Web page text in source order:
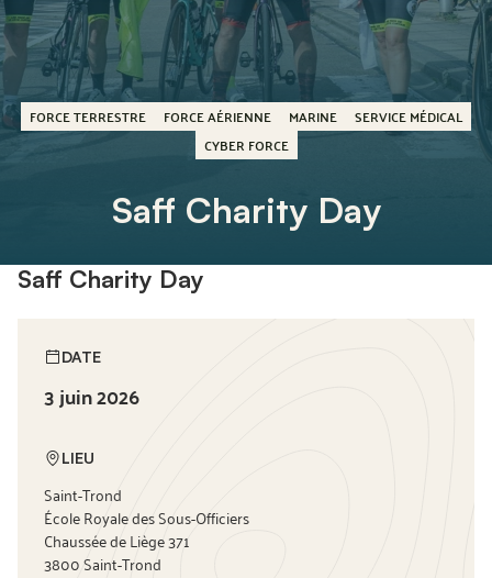
FORCE TERRESTRE FORCE AÉRIENNE MARINE
SERVICE MÉDICAL
CYBER FORCE
Saff Charity Day
Saff Charity Day
DATE
3 juin 2026
LIEU
Saint-Trond
École Royale des Sous-Officiers
Chaussée de Liège 371
3800 Saint-Trond